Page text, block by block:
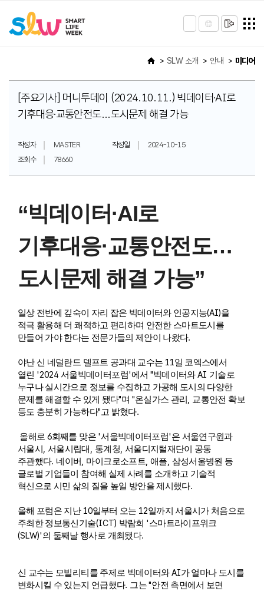
SLW 소개 안내 미디어
[주요기사] 머니투데이 (2024.10.11.) 빅데이터·AI로
기후대응·교통안전도...도시문제 해결 가능
작성자 MASTER 작성일
2024-10-15
조회수
78660
“빅데이터·AI로
기후대응·교통안전도…
도시문제 해결 가능”
일상 전반에 깊숙이 자리 잡은 빅데이터와 인공지능(AI)을
적극 활용해 더 쾌적하고 편리하며 안전한 스마트도시를
만들어 가야 한다는 전문가들의 제안이 나왔다.
야난 신 네덜란드 델프트 공과대 교수는 11일 코엑스에서
열린 '2024서울빅데이터포럼'에서 "빅데이터와AI 기술로
누구나 실시간으로 정보를 수집하고 가공해 도시의 다양한
문제를 해결할 수 있게 됐다"며 "온실가스 관리 , 교통안전 확보
등도 충분히 가능하다"고 밝혔다.
올해로 6회째를 맞은 '서울빅데이터포럼'은 서울연구원과
서울시 ,서울시립대 , 통계청, 서울디지털재단이 공동
주관했다. 네이버, 마이크로소프트, 애플, 삼성서울병원 등
글로벌 기업들이 참여해 실제 사례를 소개하고 기술적
혁신으로 시민 삶의 질을 높일 방안을 제시했다.
올해 포럼은 지난 10일부터 오는 12일까지 서울시가 처음으로
주최한 정보통신기술(ICT) 박람회 '스마트라이프위크
(SLW)'의 둘째날 행사로 개최됐다.
신 교수는 모빌리티를 주제로 빅데이터와AI가 얼마나 도시를
변화시킬 수 있는지 언급했다. 그는"안전 측면에서 보면